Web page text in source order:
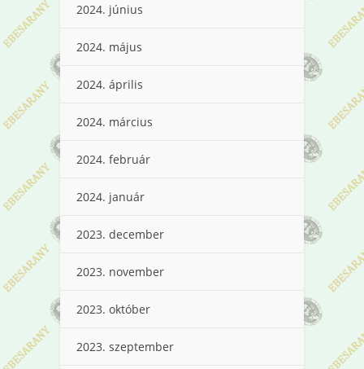
2024. június
2024. május
2024. április
2024. március
2024. február
2024. január
2023. december
2023. november
2023. október
2023. szeptember